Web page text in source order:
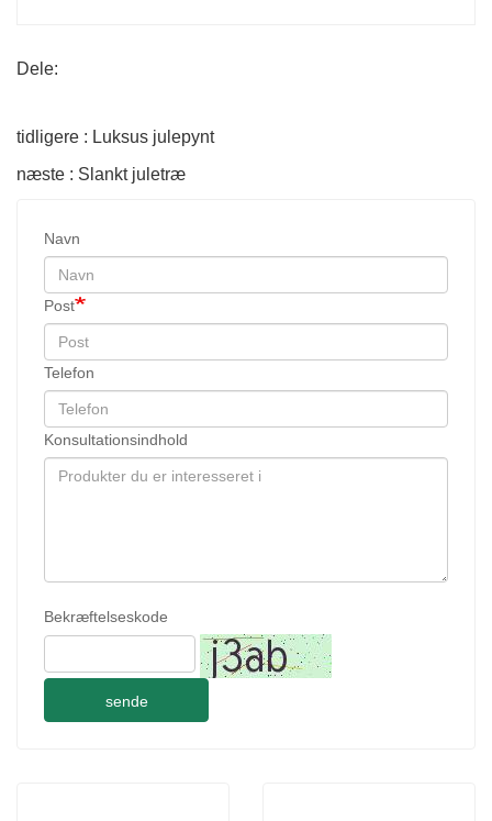
Dele:
tidligere : Luksus julepynt
næste : Slankt juletræ
Navn
Post
Telefon
Konsultationsindhold
Bekræftelseskode
sende